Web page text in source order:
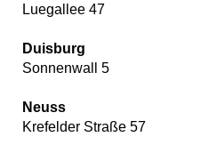
Luegallee 47
Duisburg
Sonnenwall 5
Neuss
Krefelder Straße 57